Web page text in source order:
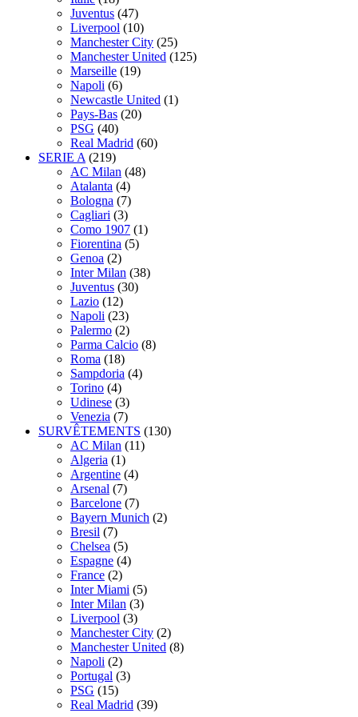
Juventus (47)
Liverpool (10)
Manchester City (25)
Manchester United (125)
Marseille (19)
Napoli (6)
Newcastle United (1)
Pays-Bas (20)
PSG (40)
Real Madrid (60)
SERIE A (219)
AC Milan (48)
Atalanta (4)
Bologna (7)
Cagliari (3)
Como 1907 (1)
Fiorentina (5)
Genoa (2)
Inter Milan (38)
Juventus (30)
Lazio (12)
Napoli (23)
Palermo (2)
Parma Calcio (8)
Roma (18)
Sampdoria (4)
Torino (4)
Udinese (3)
Venezia (7)
SURVÊTEMENTS (130)
AC Milan (11)
Algeria (1)
Argentine (4)
Arsenal (7)
Barcelone (7)
Bayern Munich (2)
Bresil (7)
Chelsea (5)
Espagne (4)
France (2)
Inter Miami (5)
Inter Milan (3)
Liverpool (3)
Manchester City (2)
Manchester United (8)
Napoli (2)
Portugal (3)
PSG (15)
Real Madrid (39)